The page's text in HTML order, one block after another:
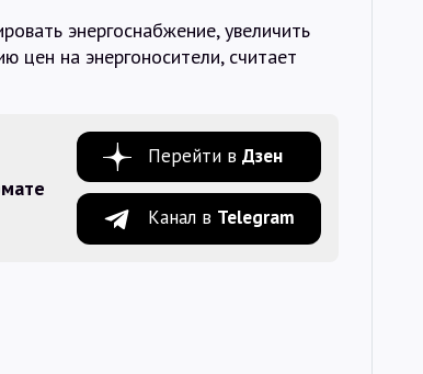
энергоснабжение, увеличить
цен на энергоносители, считает
Перейти в Дзен
Канал в Telegram